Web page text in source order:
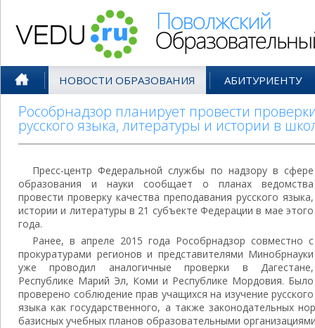
НОВОСТИ ОБРАЗОВАНИЯ АБИТУРИЕНТУ
Рособрнадзор планирует провести
русского языка, литературы и истории в
Пресс-центр Федеральной службы по надзору в сфере
образования и науки сообщает о планах ведомства
провести проверку качества преподавания русского языка,
истории и литературы в 21 субъекте Федерации в мае этого
года.
Ранее, в апреле 2015 года Рособрнадзор совместно с
прокуратурами регионов и представителями Минобрнауки
уже проводил аналогичные проверки в Дагестане,
Республике Марий Эл, Коми и Республике Мордовия. Было
проверено соблюдение прав учащихся на изучение русского
языка как государственного, а также законодательных
базисных учебных планов образовательными